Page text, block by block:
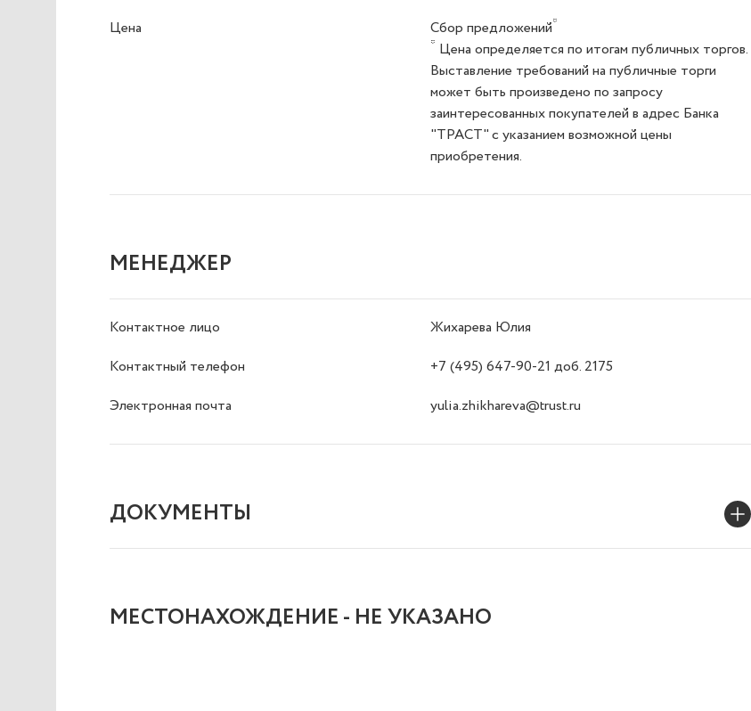
Цена
Сбор предложений*
* Цена определяется по итогам публичных торгов.
Выставление требований на публичные торги
может быть произведено по запросу
заинтересованных покупателей в адрес Банка
"ТРАСТ" с указанием возможной цены
приобретения.
МЕНЕДЖЕР
Контактное лицо
Жихарева Юлия
Контактный телефон
+7 (495) 647-90-21 доб. 2175
Электронная почта
yulia.zhikhareva@trust.ru
ДОКУМЕНТЫ
MЕСТОНАХОЖДЕНИЕ - НЕ УКАЗАНО